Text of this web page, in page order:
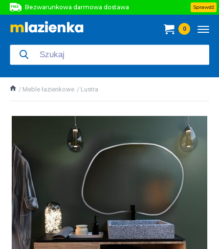
Bezwarunkowa darmowa dostawa
Bezwarunkowa darmowa dostawa
Sprawdź
0
Meble łazienkowe Lustra